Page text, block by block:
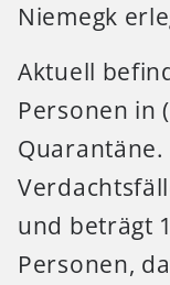
Niemegk
Aktuell
Personen in
und beträgt
Personen,